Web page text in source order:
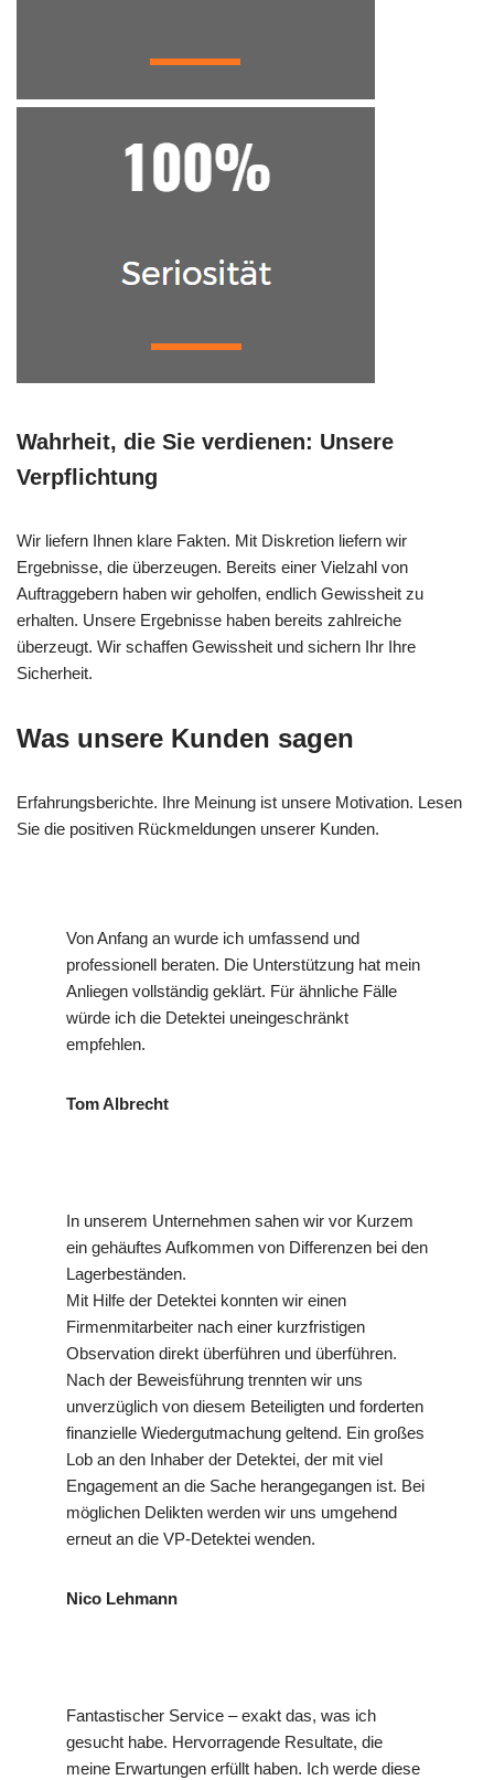
Wahrheit, die Sie verdienen: Unsere
Verpflichtung
Wir liefern Ihnen klare Fakten. Mit Diskretion liefern wir
Ergebnisse, die überzeugen. Bereits einer Vielzahl von
Auftraggebern haben wir geholfen, endlich Gewissheit zu
erhalten. Unsere Ergebnisse haben bereits zahlreiche
überzeugt. Wir schaffen Gewissheit und sichern Ihr Ihre
Sicherheit.
Was unsere Kunden sagen
Erfahrungsberichte. Ihre Meinung ist unsere Motivation. Lesen
Sie die positiven Rückmeldungen unserer Kunden.
Von Anfang an wurde ich umfassend und
professionell beraten. Die Unterstützung hat mein
Anliegen vollständig geklärt. Für ähnliche Fälle
würde ich die Detektei uneingeschränkt
empfehlen.
Tom Albrecht
In unserem Unternehmen sahen wir vor Kurzem
ein gehäuftes Aufkommen von Differenzen bei den
Lagerbeständen.
Mit Hilfe der Detektei konnten wir einen
Firmenmitarbeiter nach einer kurzfristigen
Observation direkt überführen und überführen.
Nach der Beweisführung trennten wir uns
unverzüglich von diesem Beteiligten und forderten
finanzielle Wiedergutmachung geltend. Ein großes
Lob an den Inhaber der Detektei, der mit viel
Engagement an die Sache herangegangen ist. Bei
möglichen Delikten werden wir uns umgehend
erneut an die VP-Detektei wenden.
Nico Lehmann
Fantastischer Service – exakt das, was ich
gesucht habe. Hervorragende Resultate, die
meine Erwartungen erfüllt haben. Ich werde diese